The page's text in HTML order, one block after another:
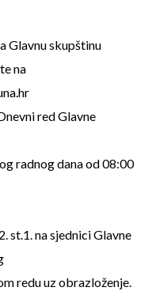
Glavnu skupštinu
na
red Glavne
radnog dana od 08:00
st.1. na sjednici Glavne
redu uz obrazloženje.